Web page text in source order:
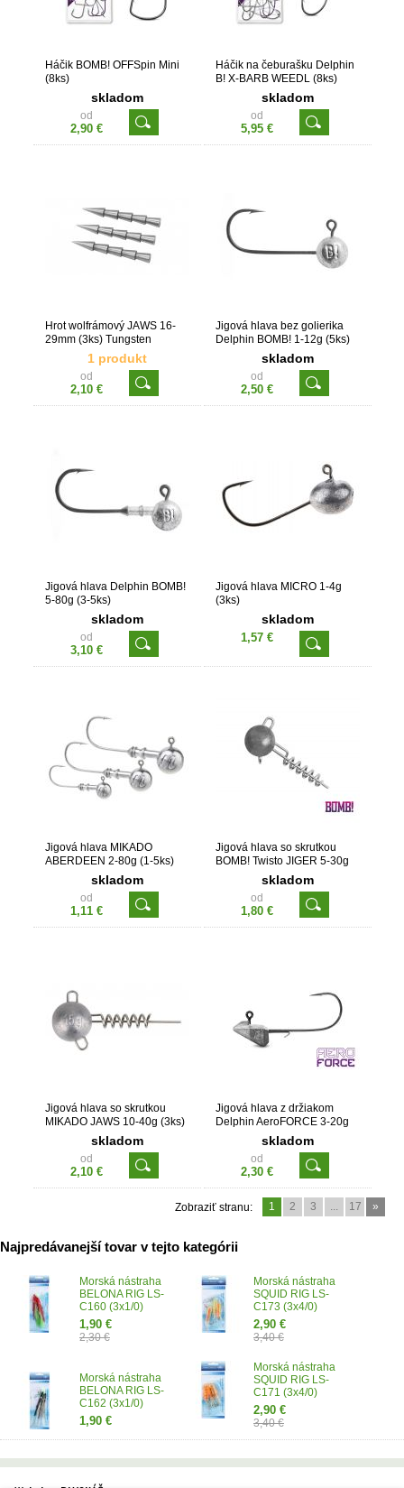
Háčik BOMB! OFFSpin Mini
(8ks)
skladom
od
2,90 €
Háčik na čeburašku Delphin
B! X-BARB WEEDL (8ks)
skladom
od
5,95 €
Hrot wolfrámový JAWS 16-
29mm (3ks) Tungsten
1 produkt
od
2,10 €
Jigová hlava bez golierika
Delphin BOMB! 1-12g (5ks)
skladom
od
2,50 €
Jigová hlava Delphin BOMB!
5-80g (3-5ks)
skladom
od
3,10 €
Jigová hlava MICRO 1-4g
(3ks)
skladom
1,57 €
Jigová hlava MIKADO
ABERDEEN 2-80g (1-5ks)
skladom
od
1,11 €
Jigová hlava so skrutkou
BOMB! Twisto JIGER 5-30g
skladom
od
1,80 €
Jigová hlava so skrutkou
MIKADO JAWS 10-40g (3ks)
skladom
od
2,10 €
Jigová hlava z držiakom
Delphin AeroFORCE 3-20g
skladom
od
2,30 €
Zobraziť stranu: 1 2 3 ... 17 »
Najpredávanejší tovar v tejto kategórii
Morská nástraha
BELONA RIG LS-
C160 (3x1/0)
1,90 €
2,30 €
Morská nástraha
SQUID RIG LS-
C173 (3x4/0)
2,90 €
3,40 €
Morská nástraha
BELONA RIG LS-
C162 (3x1/0)
1,90 €
Morská nástraha
SQUID RIG LS-
C171 (3x4/0)
2,90 €
3,40 €